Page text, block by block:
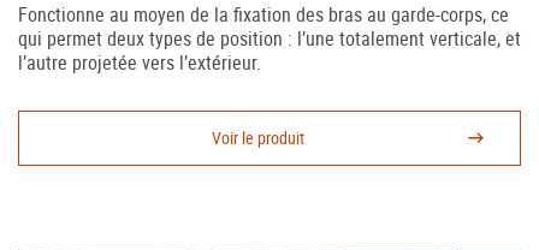
France (Français)
Fonctionne au moyen de la fixation des bras au garde-corps, ce
qui permet deux types de position : l’une totalement verticale, et
l’autre projetée vers l’extérieur.
Voir le produit